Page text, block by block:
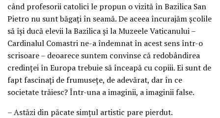
când profesorii catolici le propun o vizită în Bazilica San
Pietro nu sunt băgaţi în seamă. De aceea încurajăm şcolile
să îşi ducă elevii la Bazilica şi la Muzeele Vaticanului –
Cardinalul Comastri ne-a îndemnat în acest sens într-o
scrisoare – deoarece suntem convinse că redobândirea
credinţei în Europa trebuie să înceapă cu copiii. Ei sunt de
fapt fascinaţi de frumuseţe, de adevărat, dar în ce
societate trăiesc? Într-una a imaginii, a imaginii false.
– Astăzi din păcate simţul artistic pare pierdut.